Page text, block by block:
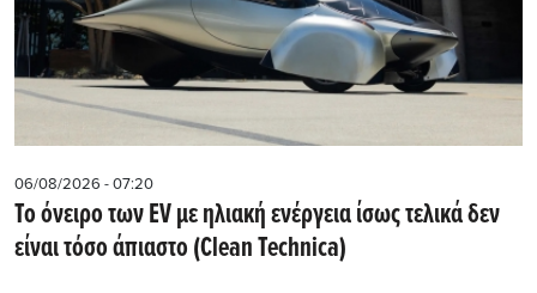
06/08/2026 - 07:20
Το όνειρο των EV με ηλιακή ενέργεια ίσως τελικά δεν
είναι τόσο άπιαστο (Clean Technica)